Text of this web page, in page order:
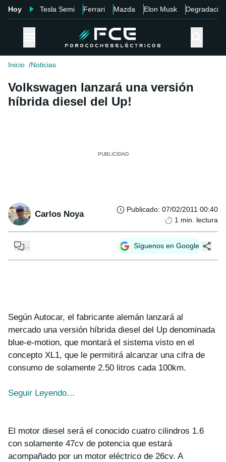
Hoy Tesla Semi Ferrari Mazda Elon Musk Degradación
Inicio Noticias
Volkswagen lanzará una versión
híbrida diesel del Up!
Carlos Noya Publicado: 07/02/2011 00:40
1 min. lectura
... Síguenos en Google
Según Autocar, el fabricante alemán lanzará al
mercado una versión híbrida diesel del Up denominada
blue-e-motion, que montará el sistema visto en el
concepto XL1, que le permitirá alcanzar una cifra de
consumo de solamente 2.50 litros cada 100km.
Seguir Leyendo…
El motor diesel será el conocido cuatro cilindros 1.6
con solamente 47cv de potencia que estará
acompañado por un motor eléctrico de 26cv. A